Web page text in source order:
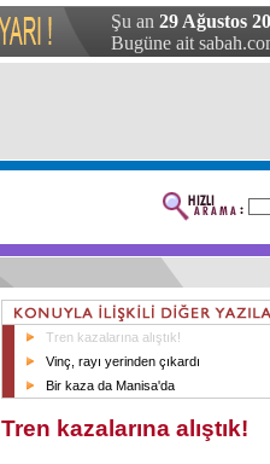
Şu an 29 Ağustos
Bugüne ait
Tren kazalarına alıştık!
Vinç, rayı yerinden çıkardı
Bir kaza da Manisa'da
Tren kazalarına alıştık!